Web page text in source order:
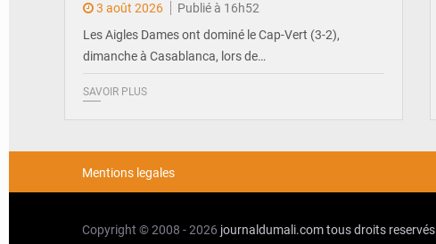
3 août 2026
Publié à 16h52
Les Aigles Dames ont dominé le Cap-Vert (3-2),
dimanche à Casablanca, lors de…
SAVOIR PLUS
Mentions legales
Copyright © 2008 - 2026 journaldumali.comtous droits reservés